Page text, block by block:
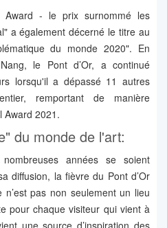
- le prix surnommé les
a également décerné le titre au
du monde 2020". En
le Pont d’Or, a continué
lorsqu'il a dépassé 11 autres
remportant de manière
Award 2021.
du monde de l'art:
années se soient
diffusion, la fièvre du Pont d’Or
pas non seulement un lieu
pour chaque visiteur qui vient à